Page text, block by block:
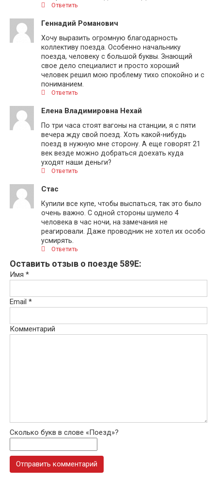
Ответить
Геннадий Романович
Хочу выразить огромную благодарность
коллективу поезда. Особенно начальнику
поезда, человеку с большой буквы. Знающий
свое дело специалист и просто хороший
человек решил мою проблему тихо спокойно и с
пониманием.
Ответить
Елена Владимировна Нехай
По три часа стоят вагоны на станции, я с пяти
вечера жду свой поезд. Хоть какой-нибудь
поезд в нужную мне сторону. А еще говорят 21
век везде можно добраться доехать куда
уходят наши деньги?
Ответить
Стас
Купили все купе, чтобы выспаться, так это было
очень важно. С одной стороны шумело 4
человека в час ночи, на замечания не
реагировали. Даже проводник не хотел их особо
усмирять.
Ответить
Оставить отзыв о поезде 589Е:
Имя *
Email *
Комментарий
Сколько букв в слове «Поезд»?